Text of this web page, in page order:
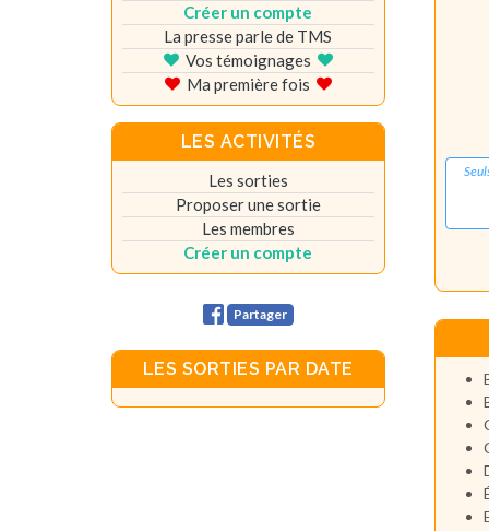
Créer un compte
La presse parle de TMS
Vos témoignages
Ma première fois
LES ACTIVITÉS
Les sorties
Proposer une sortie
Les membres
Créer un compte
Partager
LES SORTIES PAR DATE